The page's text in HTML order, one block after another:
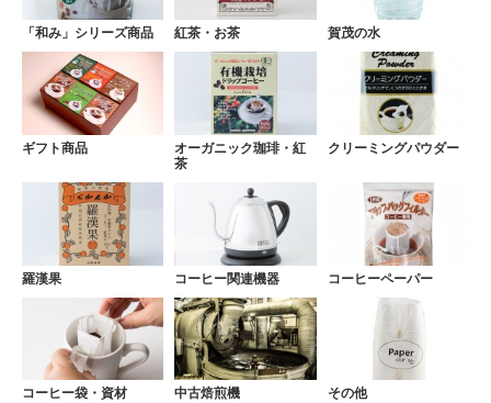
「和み」シリーズ商品 紅茶・お茶 賀茂の水
ギフト商品
オーガニック珈琲・紅
茶
クリーミングパウダー
羅漢果 コーヒー関連機器 コーヒーペーパー
コーヒー袋・資材 中古焙煎機 その他